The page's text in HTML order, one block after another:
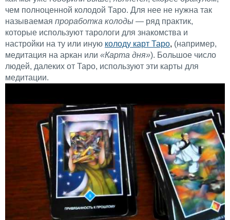
чем полноценной колодой Таро. Для нее не нужна так
называемая проработка колоды — ряд практик,
которые используют тарологи для знакомства и
настройки на ту или иную колоду карт Таро, (например,
медитация на аркан или «Карта дня»). Большое число
людей, далеких от Таро, используют эти карты для
медитации.